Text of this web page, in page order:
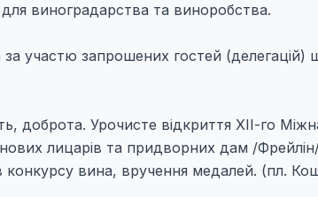
виноградарства та виноробства.
участю запрошених гостей (делегацій)
доброта. Урочисте відкриття ХІІ-го
нових лицарів та придворних дам /
конкурсу вина, вручення медалей. (пл.